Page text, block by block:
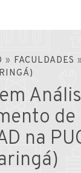
» FACULDADES »
de
na